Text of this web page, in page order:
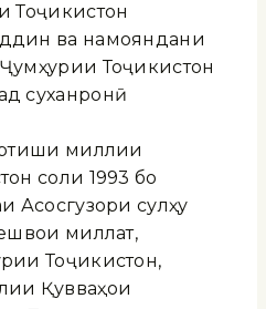
Тоҷикистон
ва намояндани
Тоҷикистон
суханронӣ
миллии
соли 1993 бо
Асосгузори сулҳу
миллат,
Тоҷикистон,
Қувваҳои